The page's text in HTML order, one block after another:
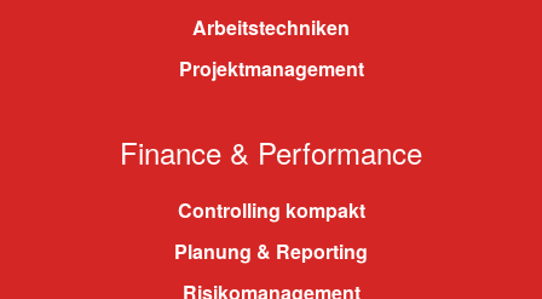
Arbeitstechniken
Projektmanagement
Finance & Performance
Controlling kompakt
Planung & Reporting
Risikomanagement